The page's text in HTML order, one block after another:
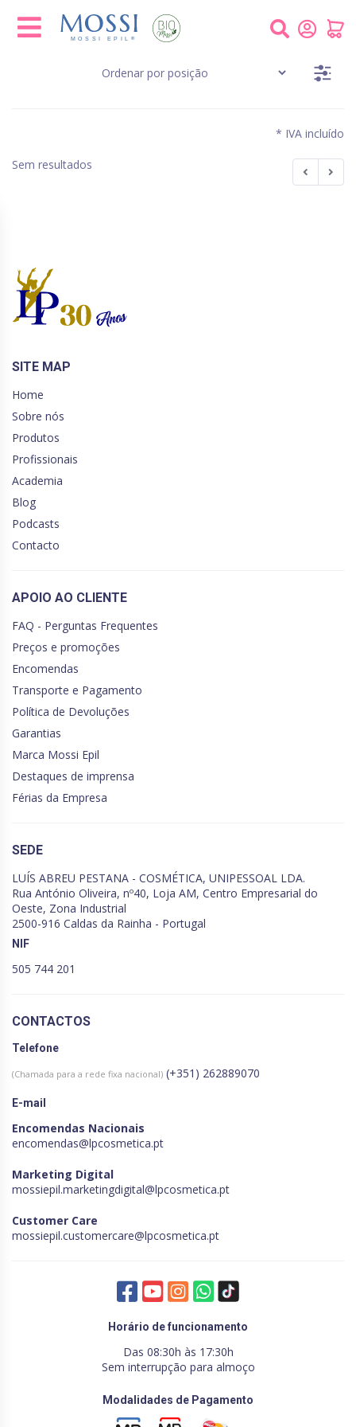
* IVA incluído
Sem resultados
SITE MAP
Home
Sobre nós
Produtos
Profissionais
Academia
Blog
Podcasts
Contacto
APOIO AO CLIENTE
FAQ - Perguntas Frequentes
Preços e promoções
Encomendas
Transporte e Pagamento
Política de Devoluções
Garantias
Marca Mossi Epil
Destaques de imprensa
Férias da Empresa
SEDE
LUÍS ABREU PESTANA - COSMÉTICA, UNIPESSOAL LDA.
Rua António Oliveira, nº40, Loja AM, Centro Empresarial do
Oeste, Zona Industrial
2500-916 Caldas da Rainha - Portugal
NIF
505 744 201
CONTACTOS
Telefone
(Chamada para a rede fixa nacional) (+351) 262889070
E-mail
Encomendas Nacionais
encomendas@lpcosmetica.pt
Marketing Digital
mossiepil.marketingdigital@lpcosmetica.pt
Customer Care
mossiepil.customercare@lpcosmetica.pt
Horário de funcionamento
Das 08:30h às 17:30h
Sem interrupção para almoço
Modalidades de Pagamento